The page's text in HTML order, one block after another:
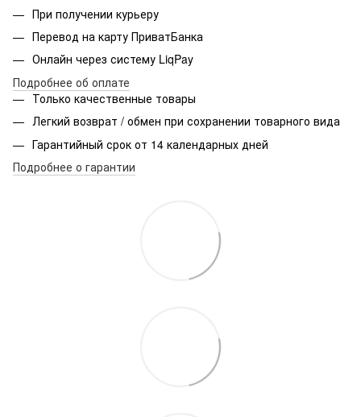
При получении курьеру
Перевод на карту ПриватБанка
Онлайн через систему LiqPay
Подробнее об оплате
Только качественные товары
Легкий возврат / обмен при сохранении товарного вида
Гарантийный срок от 14 календарных дней
Подробнее о гарантии